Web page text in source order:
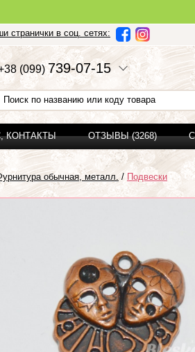
странички в соц. сетях:
8 (099)739-07-15
КОНТАКТЫ ОТЗЫВЫ (3268)
обычная, металл. / Подвески